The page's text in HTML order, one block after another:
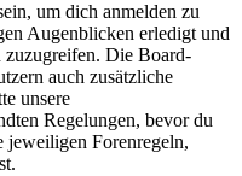
um dich anmelden zu
Augenblicken erledigt und
Die Board-
auch zusätzliche
unsere
Regelungen, bevor du
jeweiligen Forenregeln,